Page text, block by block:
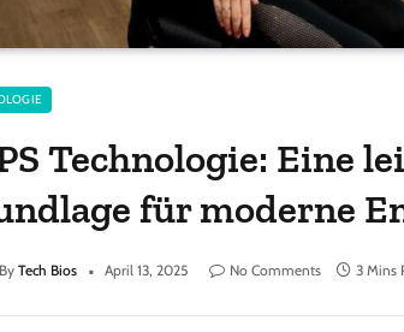
Technologie: Eine
für moderne
By Tech Bios April 13, 2025 No Comments 3 Mins